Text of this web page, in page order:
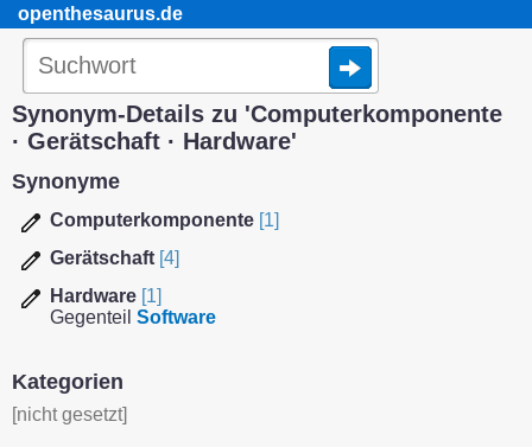
openthesaurus.de
Synonym-Details zu 'Computerkomponente
· Gerätschaft · Hardware'
Synonyme
Computerkomponente [1]
Gerätschaft [4]
Hardware [1]
Gegenteil Software
Kategorien
[nicht gesetzt]